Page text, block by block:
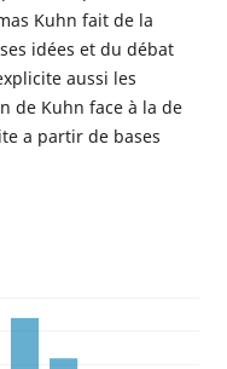
Kuhn fait de la
idées et du débat
aussi les
de Kuhn face à la de
a partir de bases